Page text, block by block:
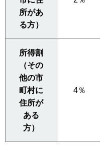
所があ
る方）
所得割
（その
他の市
町村に
住所が
ある
方）
4％